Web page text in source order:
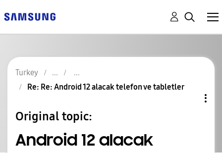
Turkey
Re: Re: Android 12 alacak telefon ve tabletler
Original topic:
Android 12 alacak